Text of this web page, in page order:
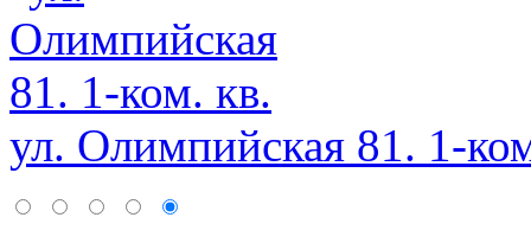
ул. Олимпийская 81. 1-